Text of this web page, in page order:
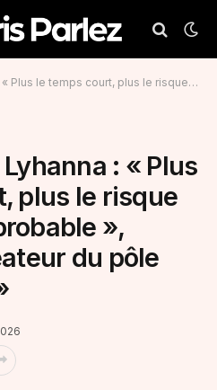
risque de décès est probable », rappelle le créateur du pôle « cold-cases »
: « Plus
plus le risque
»,
du pôle